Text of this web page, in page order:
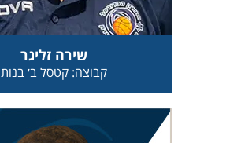
שירה זליגר
קבוצה: קטסל ב׳ בנות